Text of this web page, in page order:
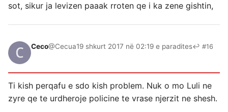
sot, sikur ja levizen paaak rroten qe i ka zene gishtin,
Ceco@Cecua19 shkurt 2017 në 02:19 e paradites↩ #16
Ti kish perqafu e sdo kish problem. Nuk o mo Luli ne
zyre qe te urdheroje policine te vrase njerzit ne shesh.